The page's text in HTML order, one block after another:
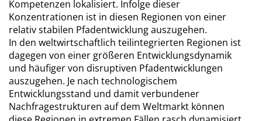
Kompetenzen lokalisiert. Infolge dieser
Konzentrationen ist in diesen Regionen von einer
relativ stabilen Pfadentwicklung auszugehen.
In den weltwirtschaftlich teilintegrierten Regionen ist
dagegen von einer größeren Entwicklungsdynamik
und häufiger von disruptiven Pfadentwicklungen
auszugehen. Je nach technologischem
Entwicklungsstand und damit verbundener
Nachfragestrukturen auf dem Weltmarkt können